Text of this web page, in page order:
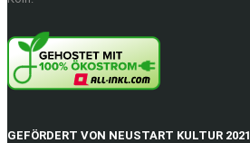
GEFÖRDERT VON NEUSTART KULTUR 2021